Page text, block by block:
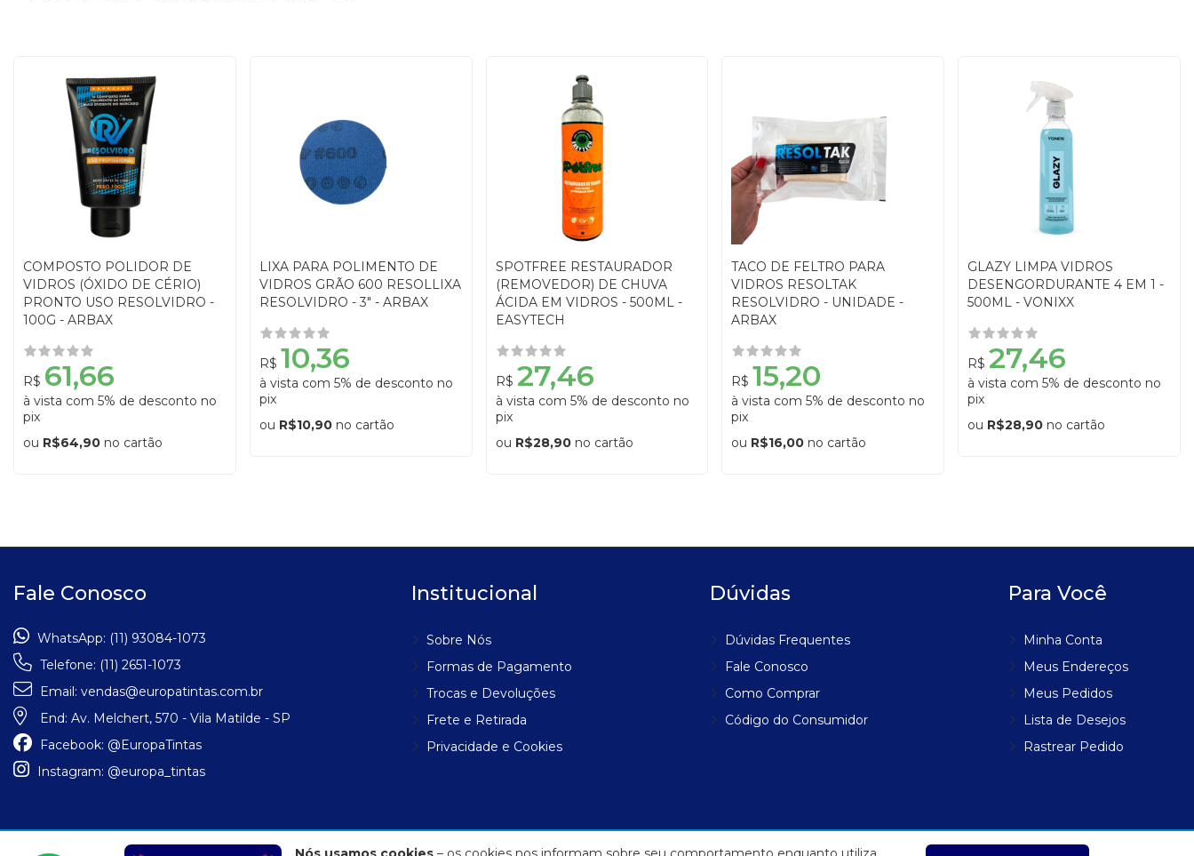
COMPOSTO POLIDOR DE
VIDROS (ÓXIDO DE CÉRIO)
PRONTO USO RESOLVIDRO -
100G - ARBAX
R$ 61,66
à vista com 5% de desconto no
pix
ou R$64,90 no cartão
LIXA PARA POLIMENTO DE
VIDROS GRÃO 600 RESOLLIXA
RESOLVIDRO - 3" - ARBAX
R$ 10,36
à vista com 5% de desconto no
pix
ou R$10,90no cartão
SPOTFREE RESTAURADOR
(REMOVEDOR) DE CHUVA
ÁCIDA EM VIDROS - 500ML -
EASYTECH
R$ 27,46
à vista com 5% de desconto no
pix
ou R$28,90no cartão
TACO DE FELTRO PARA
VIDROS RESOLTAK
RESOLVIDRO - UNIDADE -
ARBAX
R$ 15,20
à vista com 5% de desconto no
pix
ou R$16,00 no cartão
GLAZY LIMPA VIDROS
DESENGORDURANTE 4 EM 1 -
500ML - VONIXX
R$ 27,46
à vista com 5% de desconto no
pix
ou R$28,90 no cartão
Fale Conosco
WhatsApp: (11) 93084-1073
Telefone: (11) 2651-1073
Email: vendas@europatintas.com.br
End: Av. Melchert, 570 - Vila Matilde - SP
Facebook: @EuropaTintas
Instagram: @europa_tintas
Institucional
Sobre Nós
Formas de Pagamento
Trocas e Devoluções
Frete e Retirada
Privacidade e Cookies
Dúvidas
Dúvidas Frequentes
Fale Conosco
Como Comprar
Código do Consumidor
Para Você
Minha Conta
Meus Endereços
Meus Pedidos
Lista de Desejos
Rastrear Pedido